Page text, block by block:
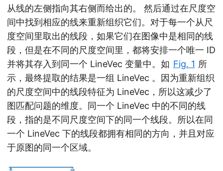
从线的左侧指向其右侧而给出的。 然后通过在尺度空
间中找到相应的线来重新组织它们。对于每一个从尺
度空间里取出的线段，如果它们在图像中是相同的线
段，但是在不同的尺度空间里，都将安排一个唯一 ID
并将其存入到同一个 LineVec 变量中。如 Fig. 1 所
示，最终提取的结果是一组 LineVec 。因为重新组织
的尺度空间中的线段特征为 LineVec，所以这减少了
图匹配问题的维度。同一个 LineVec 中的不同的线
段，指的是不同尺度空间下的同一个线段。所以在同
一个 LineVec 下的线段都拥有相同的方向，并且对应
于原图的同一个区域。